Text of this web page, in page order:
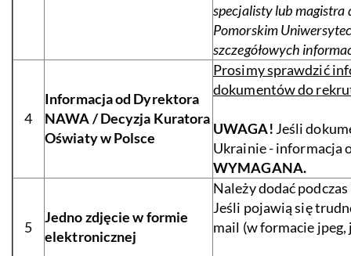
specjalisty lub magistra
Pomorskim
szczegółowych
4
Informacja od Dyrektora
NAWA / Decyzja Kuratora
Oświaty w Polsce
Prosimy sprawdzić
dokumentów do
UWAGA! Jeśli
Ukrainie - informacja
WYMAGANA.
5
Jedno zdjęcie w formie
elektronicznej
Należy dodać
Jeśli pojawią się
mail (w formacie